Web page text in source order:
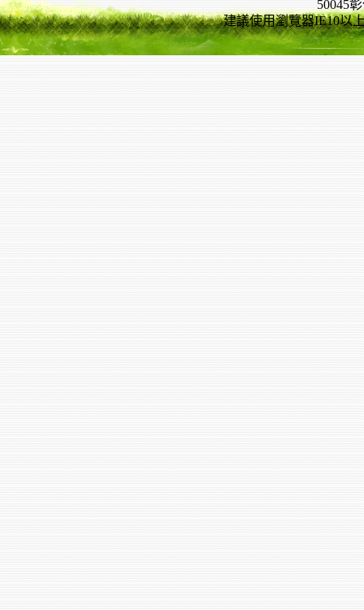
50045
建議使用瀏覽器IE10以